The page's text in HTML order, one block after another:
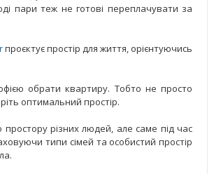
пари теж не готові переплачувати за
проєктує простір для життя, орієнтуючись
обрати квартиру. Тобто не просто
оптимальний простір.
різних людей, але саме під час
типи сімей та особистий простір